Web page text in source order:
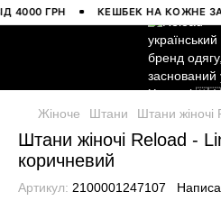
ГРН КЕШБЕК НА КОЖНЕ
Жіноче Штани Штани
Штани жіночі Reload -
коричневий
Артикул: 2100001247107